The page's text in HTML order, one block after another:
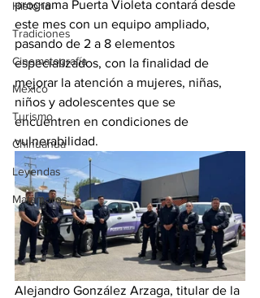
Historia
Tradiciones
Cinematografía
México
Turismo
Chihuahua
Leyendas
Matamoros
programa Puerta Violeta contará desde
este mes con un equipo ampliado,
pasando de 2 a 8 elementos
especializados, con la finalidad de
mejorar la atención a mujeres, niñas,
niños y adolescentes que se
encuentren en condiciones de
vulnerabilidad.
Alejandro González Arzaga, titular de la